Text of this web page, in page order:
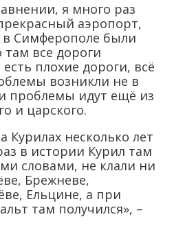
я много раз
аэропорт,
в Симферополе были
все дороги
плохие дороги, всё
возникли не в
проблемы идут ещё из
и царского.
несколько лет
в истории Курил там
словами, не клали ни
Брежневе,
Ельцине, а при
там получился», –